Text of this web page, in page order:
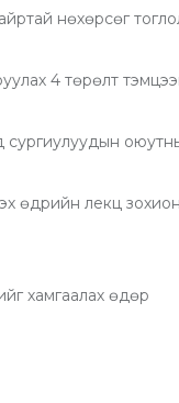
нөхөрсөг
4 төрөлт
сургиулуудын
өдрийн лекц
хамгаалах өдөр